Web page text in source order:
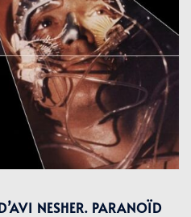
NESHER. PARANOÏD